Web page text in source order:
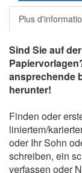
Plus
Sind Sie auf
ansprechende
herunter!
Finden oder
liniertem/
oder Ihr Sohn
schreiben, ein
verfassen oder